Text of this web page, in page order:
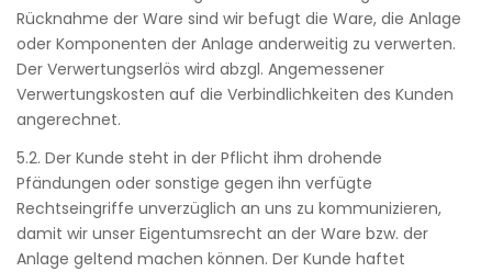
Rücknahme der Ware sind wir befugt die Ware, die Anlage
oder Komponenten der Anlage anderweitig zu verwerten.
Der Verwertungserlös wird abzgl. Angemessener
Verwertungskosten auf die Verbindlichkeiten des Kunden
angerechnet.
5.2. Der Kunde steht in der Pflicht ihm drohende
Pfändungen oder sonstige gegen ihn verfügte
Rechtseingriffe unverzüglich an uns zu kommunizieren,
damit wir unser Eigentumsrecht an der Ware bzw. der
Anlage geltend machen können. Der Kunde haftet